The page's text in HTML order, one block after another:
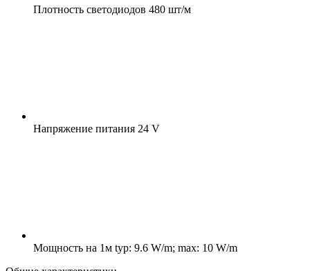
Плотность светодиодов 480 шт/м
Напряжение питания 24 V
Мощность на 1м typ: 9.6 W/m; max: 10 W/m